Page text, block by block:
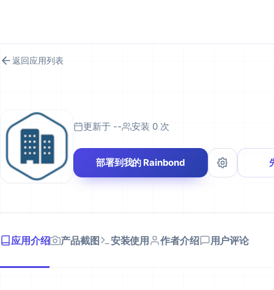
返回应用列表
更新于 -- 安装 0 次
部署到我的 Rainbond
应用介绍 产品截图 安装使用 作者介绍 用户评论